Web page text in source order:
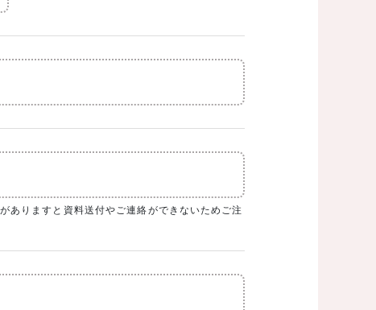
ありますと資料送付やご連絡ができないためご注